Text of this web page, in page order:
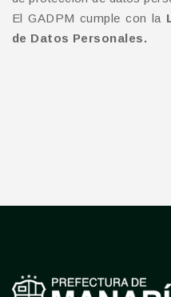
El GADPM cumple con la
de Datos Personales.